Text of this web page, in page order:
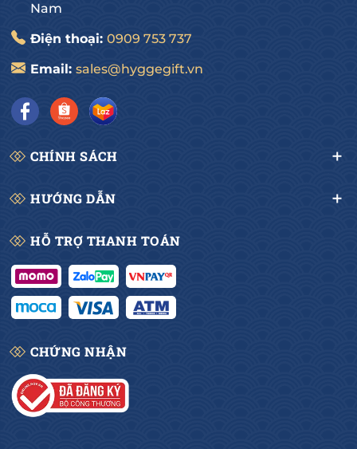
Nam
Điện thoại: 0909 753 737
Email: sales@hyggegift.vn
CHÍNH SÁCH
HƯỚNG DẪN
HỖ TRỢ THANH TOÁN
CHỨNG NHẬN